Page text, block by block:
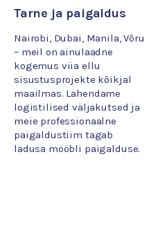
Tarne ja paigaldus
Nairobi, Dubai, Manila, Võru
– meil on ainulaadne
kogemus viia ellu
sisustusprojekte kõikjal
maailmas. Lahendame
logistilised väljakutsed ja
meie professionaalne
paigaldustiim tagab
ladusa mööbli paigalduse.